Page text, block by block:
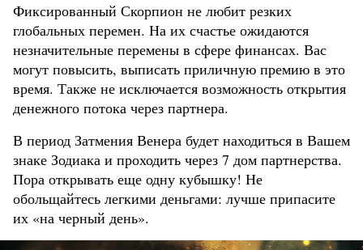
Фиксированный Скорпион не любит резких
глобальных перемен. На их счастье ожидаются
незначительные перемены в сфере финансах. Вас
могут повысить, выписать приличную премию в это
время. Также не исключается возможность открытия
денежного потока через партнера.
В период Затмения Венера будет находиться в Вашем
знаке Зодиака и проходить через 7 дом партнерства.
Пора открывать еще одну кубышку! Не
обольщайтесь легкими деньгами: лучше припасите
их «на черный день».